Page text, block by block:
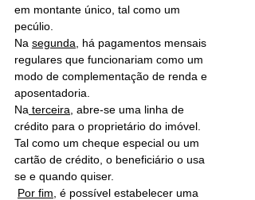
em montante único, tal como um
pecúlio.
Na segunda,
há pagamentos mensais
regulares que funcionariam como um
modo de complementação de renda e
aposentadoria.
Na terceira , abre-se uma linha de
crédito para o proprietário do imóvel.
Tal como um cheque especial ou um
cartão de crédito, o beneficiário o usa
se e quando quiser.
Por fim , é possível estabelecer uma